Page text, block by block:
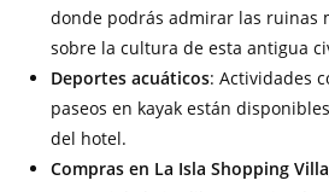
donde podrás admirar las ruinas
sobre la cultura de esta antigua
Deportes acuáticos: Actividades
paseos en kayak están
del hotel.
Compras en La Isla Shopping